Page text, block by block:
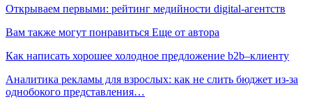
Открываем первыми: рейтинг медийности digital-агентств
Вам также могут понравиться Еще от автора
Как написать хорошее холодное предложение b2b–клиенту
Аналитика рекламы для взрослых: как не слить бюджет из-за
однобокого представления…